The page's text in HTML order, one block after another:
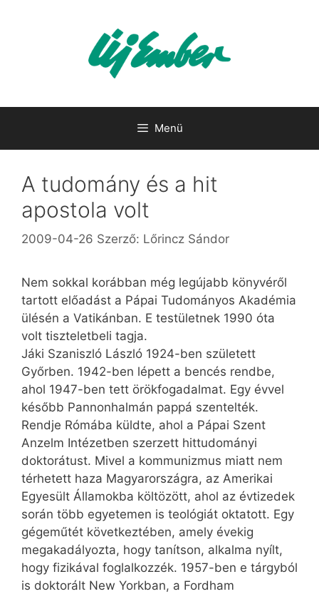
Menü
A tudomány és a hit
apostola volt
2009-04-26 Szerző: Lőrincz Sándor
Nem sokkal korábban még legújabb könyvéről
tartott előadást a Pápai Tudományos Akadémia
ülésén a Vatikánban. E testületnek 1990 óta
volt tiszteletbeli tagja.
Jáki Szaniszló László 1924-ben született
Győrben. 1942-ben lépett a bencés rendbe,
ahol 1947-ben tett örökfogadalmat. Egy évvel
később Pannonhalmán pappá szentelték.
Rendje Rómába küldte, ahol a Pápai Szent
Anzelm Intézetben szerzett hittudományi
doktorátust. Mivel a kommunizmus miatt nem
térhetett haza Magyarországra, az Amerikai
Egyesült Államokba költözött, ahol az évtizedek
során több egyetemen is teológiát oktatott. Egy
gégeműtét következtében, amely évekig
megakadályozta, hogy tanítson, alkalma nyílt,
hogy fizikával foglalkozzék. 1957-ben e tárgyból
is doktorált New Yorkban, a Fordham